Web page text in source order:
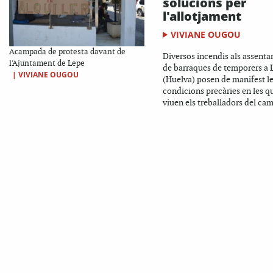
Acampada de protesta davant de
l'Ajuntament de Lepe
| VIVIANE OUGOU
l'allotjament
VIVIANE OUGOU
Diversos incendis als
de barraques de temporers a
(Huelva) posen de manifest
condicions precàries en les
viuen els treballadors del